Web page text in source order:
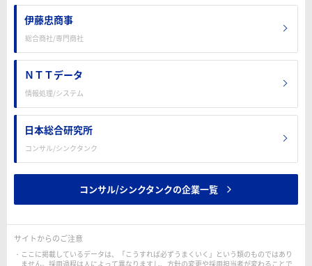
伊藤忠商事
総合商社/専門商社
ＮＴＴデータ
情報処理/システム
日本総合研究所
コンサル/シンクタンク
コンサル/シンクタンクの企業一覧
サイトからのご注意
ここに掲載しているデータは、「こうすれば必ずうまくいく」という類のものではあり
ません。採用過程は人によって異なりますし、方針の変更や採用担当者が変わることで